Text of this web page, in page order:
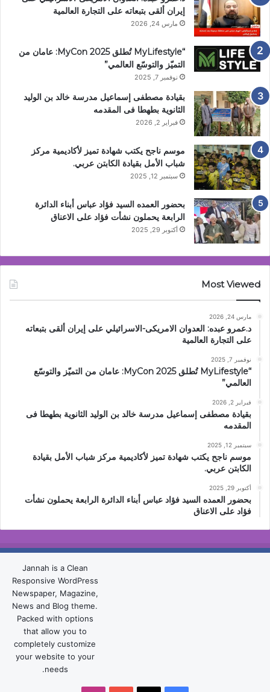
إيران ألقى بتبعاته على التجارة العالمية
مارس 24, 2026
“MyLifestyle تُطلق MyCon 2025: عامان من
التميّز والتوسّع العالمي”
نوفمبر 7, 2025
بقيادة مصطفى إسماعيل مدرسة خالد بن الوليد
الثانوية بطهطا فى المقدمه
فبراير 2, 2026
موسم ناجح يكتب شهادة تميز لأكاديمية مركز
شباب الأمل بقيادة الكابتن عربي.
سبتمبر 12, 2025
بحضور العمده السيد فؤاد عباس أبناء الدائرة
الرابعة يحملون نشأت فؤاد على الاعناق
أكتوبر 29, 2025
Most Viewed
مارس 24, 2026
د.عمرو عبده: العدوان الامريكى-الاسرائيلي على إيران ألقى بتبعاته
على التجارة العالمية
نوفمبر 7, 2025
“MyLifestyle تُطلق MyCon 2025: عامان من التميّز والتوسّع
العالمي”
فبراير 2, 2026
بقيادة مصطفى إسماعيل مدرسة خالد بن الوليد الثانوية بطهطا فى
المقدمه
سبتمبر 12, 2025
موسم ناجح يكتب شهادة تميز لأكاديمية مركز شباب الأمل بقيادة
الكابتن عربي.
أكتوبر 29, 2025
بحضور العمده السيد فؤاد عباس أبناء الدائرة الرابعة يحملون نشأت
فؤاد على الاعناق
Jannah is a Clean
Responsive WordPress
Newspaper, Magazine,
News and Blog theme.
Packed with options
that allow you to
completely customize
your website to your
needs.